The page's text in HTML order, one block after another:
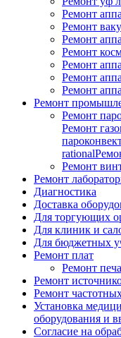
Ремонт
Ремонт
Ремонт
Ремонт
Ремонт
Ремонт
Ремонт
Ремонт
Ремонт
Ремонт
rational
Ремонт
Ремонт
Диагностика
Доставка
Для торгующих
Для клиник и
Для бюджетных
Ремонт плат
Ремонт
Ремонт
Ремонт
Установка
оборудования и
Согласие на